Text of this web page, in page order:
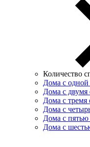
Количество
Дома с одной
Дома с двумя
Дома с тремя
Дома с
Дома с пятью
Дома с